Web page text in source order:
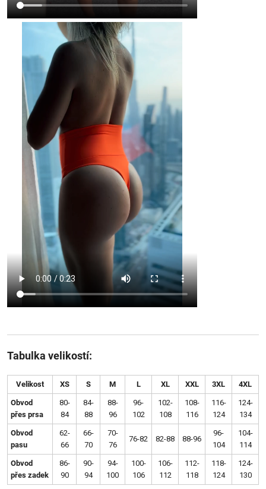
Tabulka velikostí:
Velikost XS S M L XL XXL 3XL 4XL
Obvod
přes prsa
80-
84
84-
88
88-
96
96-
102
102-
108
108-
116
116-
124
124-
134
Obvod
pasu
62-
66
66-
70
70-
76
76-82 82-88 88-96
96-
104
104-
114
Obvod
přes zadek
86-
90
90-
94
94-
100
100-
106
106-
112
112-
118
118-
124
124-
130